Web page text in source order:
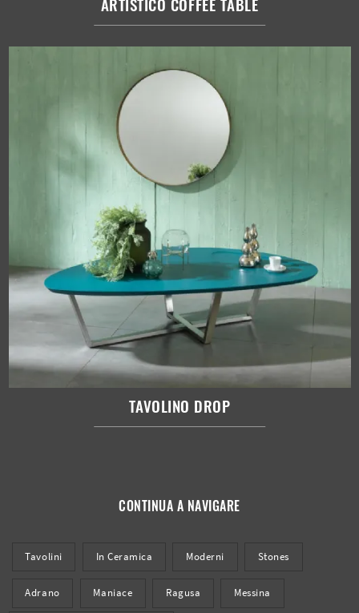
TAVOLINO DROP
CONTINUA A NAVIGARE
Tavolini In Ceramica Moderni Stones
Adrano Maniace Ragusa Messina